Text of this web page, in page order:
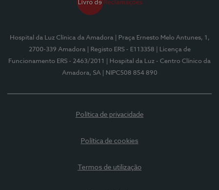
Hospital da Luz Clínica da Amadora
| Praça Ernesto Melo Antunes, 1,
2700-339 Amadora
| Registo ERS - E113358
| Licença de
Funcionamento ERS - 2463/2011
| Hospital da Luz - Centro Clínico da
Amadora, SA
| NIPC508 854 890
Política de privacidade
Política de cookies
Termos de utilização